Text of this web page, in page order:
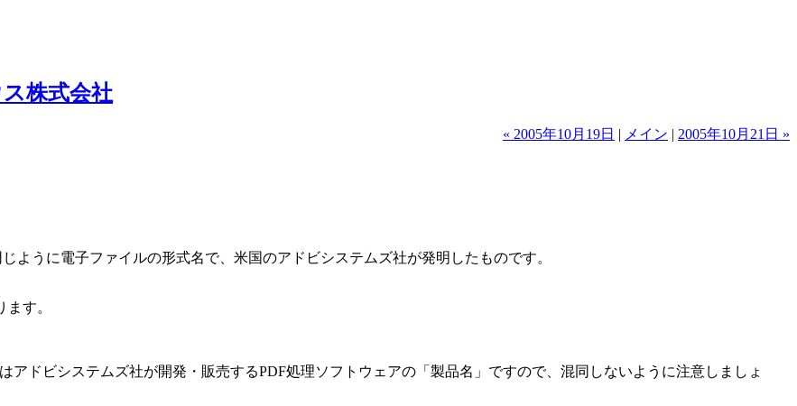
株式会社
« 2005年10月19日 | メイン | 2005年10月21日 »
ように電子ファイルの形式名で、米国のアドビシステムズ社が発明したものです。
す。
アドビシステムズ社が開発・販売するPDF処理ソフトウェアの「製品名」ですので、混同しないように注意しましょ